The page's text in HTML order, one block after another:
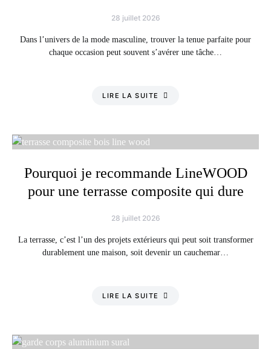
28 juillet 2026
Dans l’univers de la mode masculine, trouver la tenue parfaite pour
chaque occasion peut souvent s’avérer une tâche…
LIRE LA SUITE
Pourquoi je recommande LineWOOD
pour une terrasse composite qui dure
28 juillet 2026
La terrasse, c’est l’un des projets extérieurs qui peut soit transformer
durablement une maison, soit devenir un cauchemar…
LIRE LA SUITE